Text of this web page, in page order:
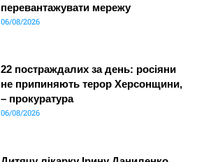
перевантажувати мережу
06/08/2026
22 постраждалих за день: росіяни
не припиняють терор Херсонщини,
– прокуратура
06/08/2026